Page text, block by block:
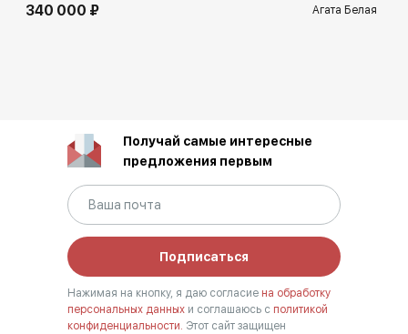
340 000 ₽ Агата Белая
Получай самые интересные
предложения первым
Подписаться
Нажимая на кнопку, я даю согласие на обработку
персональных данных и соглашаюсь с политикой
конфиденциальности. Этот сайт защищен